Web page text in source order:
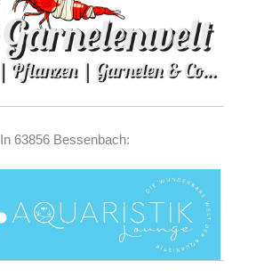
In 63856 Bessenbach: